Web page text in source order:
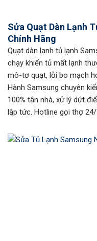
Sửa Quạt Dàn Lạnh
Chính Hãng
Quạt dàn lạnh tủ lạnh
chạy khiến tủ mất lạnh
mô-tơ quạt, lỗi bo mạch
Hành Samsung chuyên
100% tận nhà, xử lý dứt
lập tức. Hotline gọi thợ 24/